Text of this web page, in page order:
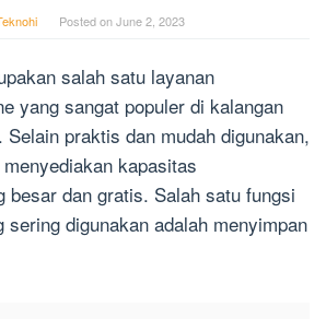
Posted onJune 2, 2023
salah satu layanan
yang sangat populer di kalangan
Selain praktis dan mudah digunakan,
kapasitas
besar dan gratis. Salah satu fungsi
sering digunakan adalah menyimpan